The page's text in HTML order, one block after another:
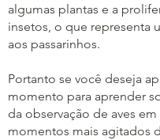
algumas plantas e a
insetos, o que representa
aos passarinhos.
Portanto se você deseja
momento para aprender
da observação de aves
momentos mais agitados